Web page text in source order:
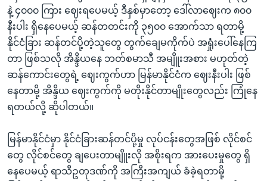
နဲ့ ၄၀၀၀ ကြား ဈေးရပေမယ့် ဒီနှစ်မှာတော့ ဒေါ်လာဈေးက ၈၀၀
နီးပါး ရှိနေပေမယ့် ဆန်တတင်းကို ၃၅၀၀ အောက်သာ ရတာမို့
နိုင်ငံခြား ဆန်တင်ပို့တဲ့သူတွေ တွက်ချေမကိုက်ပဲ အရှုံးပေါ်နေကြ
တာ ဖြစ်သလို အိန္ဒိယနေ ဘတ်စမာသီ အမျိူးအစား မဟုတ်တဲ့
ဆန်ကောင်းတွေရဲ့ ဈေးကွက်ဟာ မြန်မာနိုင်ငံက ဈေးနီးပါး ဖြစ်
နေတာမို့ အိန္ဒိယ ဈေးကွက်ကို မတိုးနိုင်တာမျိုးတွေလည်း ကြုံနေ
ရတယ်လို့ ဆိုပါတယ်။
မြန်မာနိုင်ငံမှာ နိုင်ငံခြားဆန်တင်ပို့မှု လုပ်ငန်းတွေအဖြစ် လိုင်စင်
တွေ လိုင်စင်တွေ ချပေးတာမျိူးလို အစိုးရက အားပေးမှုတွေ ရှိ
နေပေမယ့် ရာသီဥတုဒဏ်ကို အကြီးအကျယ် ခံခဲ့ရတာမို့